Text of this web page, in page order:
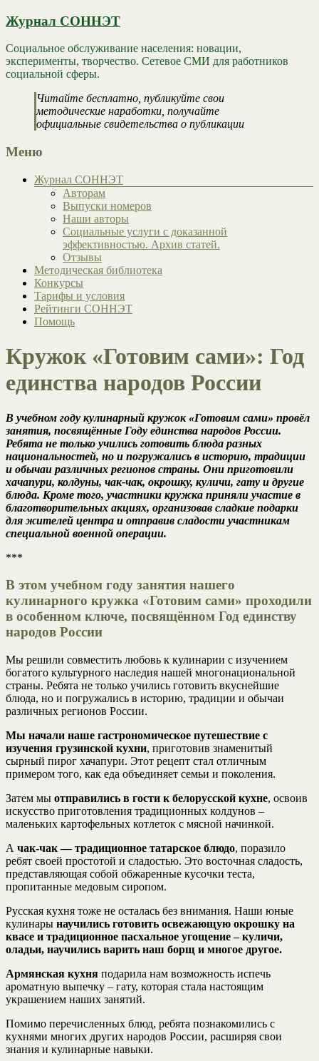
Журнал СОННЭТ
Социальное обслуживание населения: новации,
эксперименты, творчество. Сетевое СМИ для работников
социальной сферы.
Читайте бесплатно, публикуйте свои
методические наработки, получайте
официальные свидетельства о публикации
Меню
Журнал СОННЭТ
Авторам
Выпуски номеров
Наши авторы
Социальные услуги с доказанной
эффективностью. Архив статей.
Отзывы
Методическая библиотека
Конкурсы
Тарифы и условия
Рейтинги СОННЭТ
Помощь
Кружок «Готовим сами»: Год
единства народов России
В учебном году кулинарный кружок «Готовим сами» провёл
занятия, посвящённые Году единства народов России.
Ребята не только учились готовить блюда разных
национальностей, но и погружались в историю, традиции
и обычаи различных регионов страны. Они приготовили
хачапури, колдуны, чак-чак, окрошку, куличи, гату и другие
блюда. Кроме того, участники кружка приняли участие в
благотворительных акциях, организовав сладкие подарки
для жителей центра и отправив сладости участникам
специальной военной операции.
***
В этом учебном году занятия нашего
кулинарного кружка «Готовим сами» проходили
в особенном ключе, посвящённом Год единству
народов России
Мы решили совместить любовь к кулинарии с изучением
богатого культурного наследия нашей многонациональной
страны. Ребята не только учились готовить вкуснейшие
блюда, но и погружались в историю, традиции и обычаи
различных регионов России.
Мы начали наше гастрономическое путешествие с
изучения грузинской кухни, приготовив знаменитый
сырный пирог хачапури. Этот рецепт стал отличным
примером того, как еда объединяет семьи и поколения.
Затем мы отправились в гости к белорусской кухне, освоив
искусство приготовления традиционных колдунов –
маленьких картофельных котлеток с мясной начинкой.
А чак-чак — традиционное татарское блюдо, поразило
ребят своей простотой и сладостью. Это восточная сладость,
представляющая собой обжаренные кусочки теста,
пропитанные медовым сиропом.
Русская кухня тоже не осталась без внимания. Наши юные
кулинары научились готовить освежающую окрошку на
квасе и традиционное пасхальное угощение – куличи,
оладьи, научились варить наш борщ и многое другое.
Армянская кухня подарила нам возможность испечь
ароматную выпечку – гату, которая стала настоящим
украшением наших занятий.
Помимо перечисленных блюд, ребята познакомились с
кухнями многих других народов России, расширяя свои
знания и кулинарные навыки.